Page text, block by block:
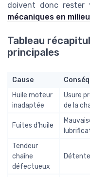
doivent donc rester
mécaniques en
Tableau
principales
Cause
Huile moteur
inadaptée
Usure
de la
Fuites d’huile
Tendeur
chaîne
défectueux